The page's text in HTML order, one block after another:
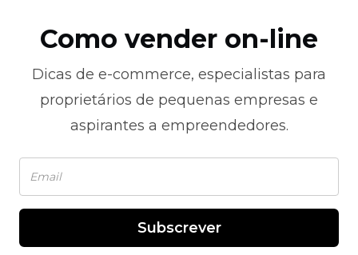
Como vender on-line
Dicas de e-commerce, especialistas para
proprietários de pequenas empresas e
aspirantes a empreendedores.
Subscrever